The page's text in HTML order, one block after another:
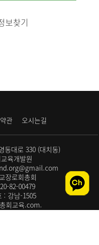
보찾기
관 오시는길
동대로 330 (대치동)
육개발원
장로회총회
82-00479
: 강남-1505
회교육.com.